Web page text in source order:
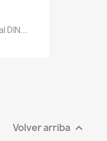
DIN...
Volver arriba 